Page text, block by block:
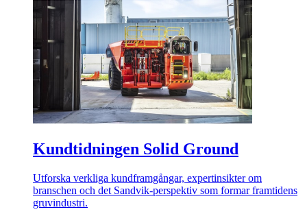
Kundtidningen Solid Ground
Utforska verkliga kundframgångar, expertinsikter om
branschen och det Sandvik-perspektiv som formar framtidens
gruvindustri.